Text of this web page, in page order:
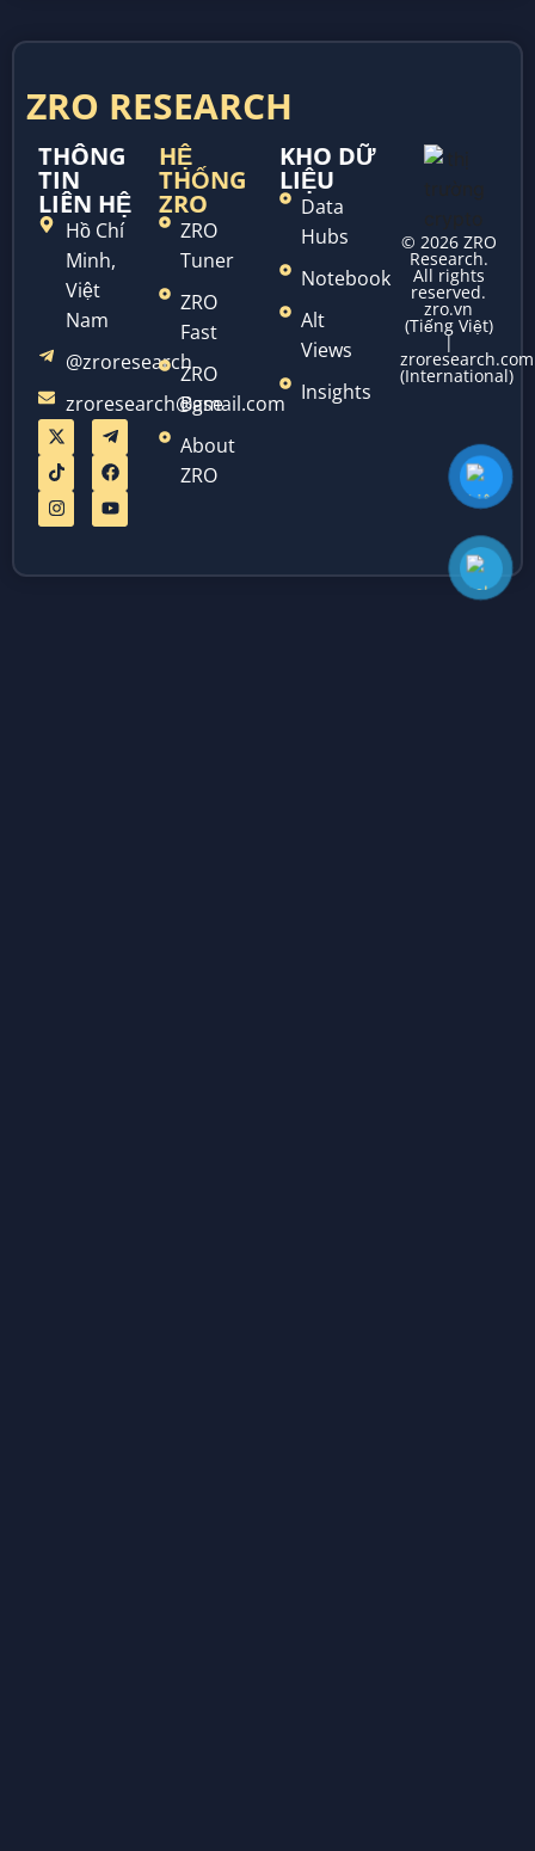
ZRO RESEARCH
THÔNG
TIN
LIÊN HỆ
Hồ Chí
Minh,
Việt
Nam
@zroresearch
zroresearch@gmail.com
HỆ
THỐNG
ZRO
ZRO
Tuner
ZRO
Fast
ZRO
Base
About
ZRO
KHO DỮ
LIỆU
Data
Hubs
Notebook
Alt
Views
Insights
© 2026 ZRO
Research.
All rights
reserved.
zro.vn
(Tiếng Việt)
|
zroresearch.com
(International)